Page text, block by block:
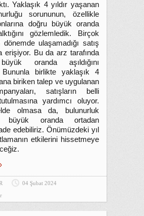
Yaklaşık 4 yıldır yaşanan
sorununun, özellikle
doğru büyük oranda
gözlemledik. Birçok
ulaşamadığı satış
erişiyor. Bu da arz tarafında
oranda aşıldığını
Bununla birlikte yaklaşık 4
biriken talep ve uygulanan
satışların belli
yardımcı oluyor.
olmasa da, bulunurluk
büyük oranda ortadan
edebiliriz. Önümüzdeki yıl
etkilerini hissetmeye
04 Şubat 2024